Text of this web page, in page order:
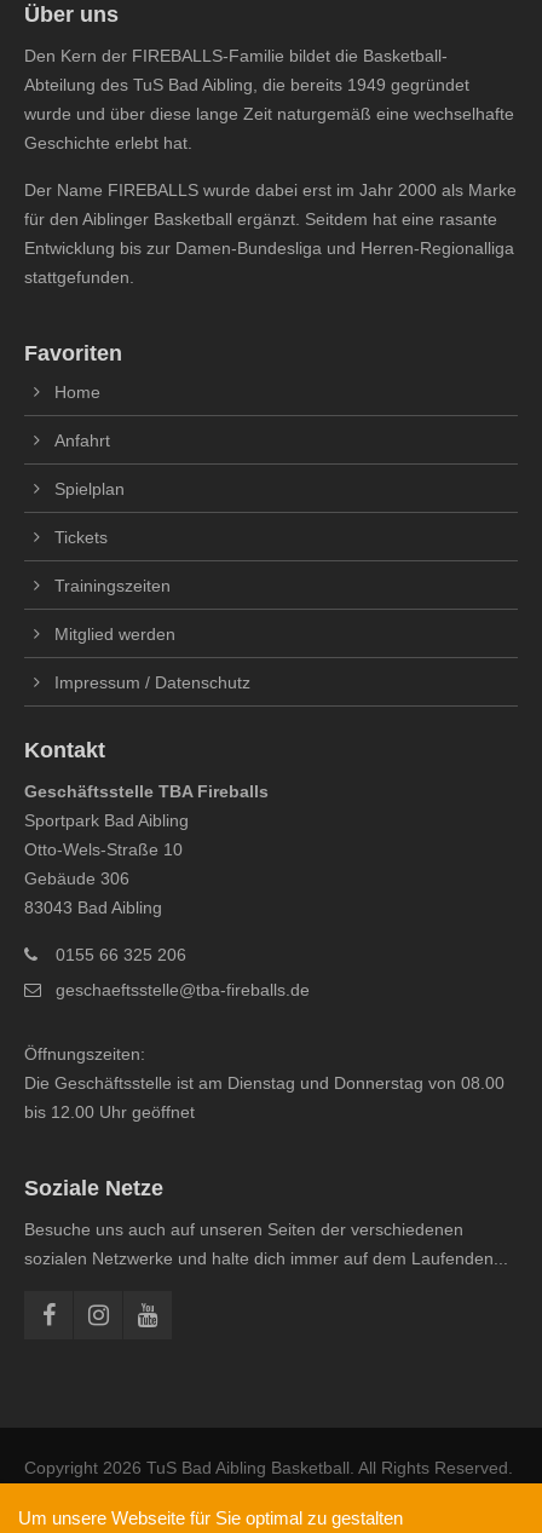
Über uns
Den Kern der FIREBALLS-Familie bildet die Basketball-
Abteilung des TuS Bad Aibling, die bereits 1949 gegründet
wurde und über diese lange Zeit naturgemäß eine wechselhafte
Geschichte erlebt hat.
Der Name FIREBALLS wurde dabei erst im Jahr 2000 als Marke
für den Aiblinger Basketball ergänzt. Seitdem hat eine rasante
Entwicklung bis zur Damen-Bundesliga und Herren-Regionalliga
stattgefunden.
Favoriten
Home
Anfahrt
Spielplan
Tickets
Trainingszeiten
Mitglied werden
Impressum / Datenschutz
Kontakt
Geschäftsstelle TBA Fireballs
Sportpark Bad Aibling
Otto-Wels-Straße 10
Gebäude 306
83043 Bad Aibling
0155 66 325 206
geschaeftsstelle@tba-fireballs.de
Öffnungszeiten:
Die Geschäftsstelle ist am Dienstag und Donnerstag von 08.00
bis 12.00 Uhr geöffnet
Soziale Netze
Besuche uns auch auf unseren Seiten der verschiedenen
sozialen Netzwerke und halte dich immer auf dem Laufenden...
Copyright 2026 TuS Bad Aibling Basketball. All Rights Reserved.
Um unsere Webseite für Sie optimal zu gestalten